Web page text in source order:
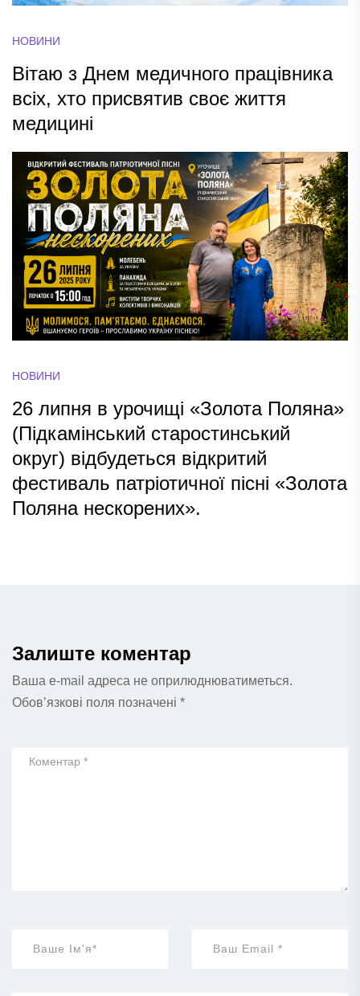
НОВИНИ
Вітаю з Днем медичного працівника
всіх, хто присвятив своє життя
медицині
НОВИНИ
26 липня в урочищі «Золота Поляна»
(Підкамінський старостинський
округ) відбудеться відкритий
фестиваль патріотичної пісні «Золота
Поляна нескорених».
Залиште коментар
Ваша e-mail адреса не оприлюднюватиметься.
Обов’язкові поля позначені *